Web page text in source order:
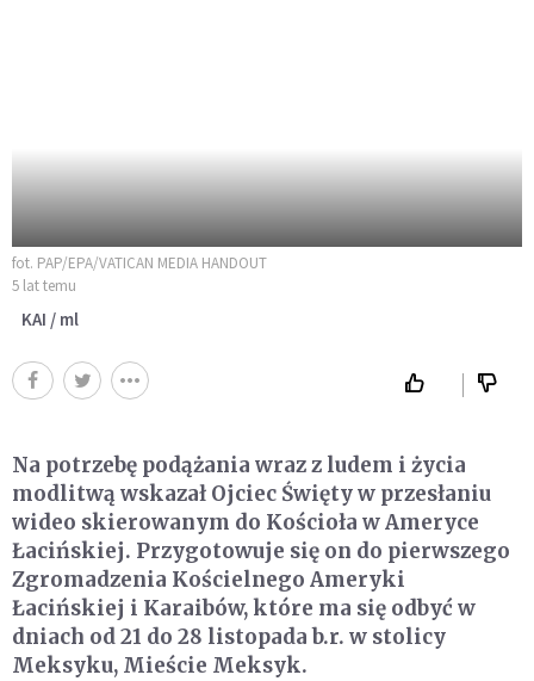
fot. PAP/EPA/VATICAN MEDIA HANDOUT
5 lat temu
KAI / ml
Na potrzebę podążania wraz z ludem i życia
modlitwą wskazał Ojciec Święty w przesłaniu
wideo skierowanym do Kościoła w Ameryce
Łacińskiej. Przygotowuje się on do pierwszego
Zgromadzenia Kościelnego Ameryki
Łacińskiej i Karaibów, które ma się odbyć w
dniach od 21 do 28 listopada b.r. w stolicy
Meksyku, Mieście Meksyk.